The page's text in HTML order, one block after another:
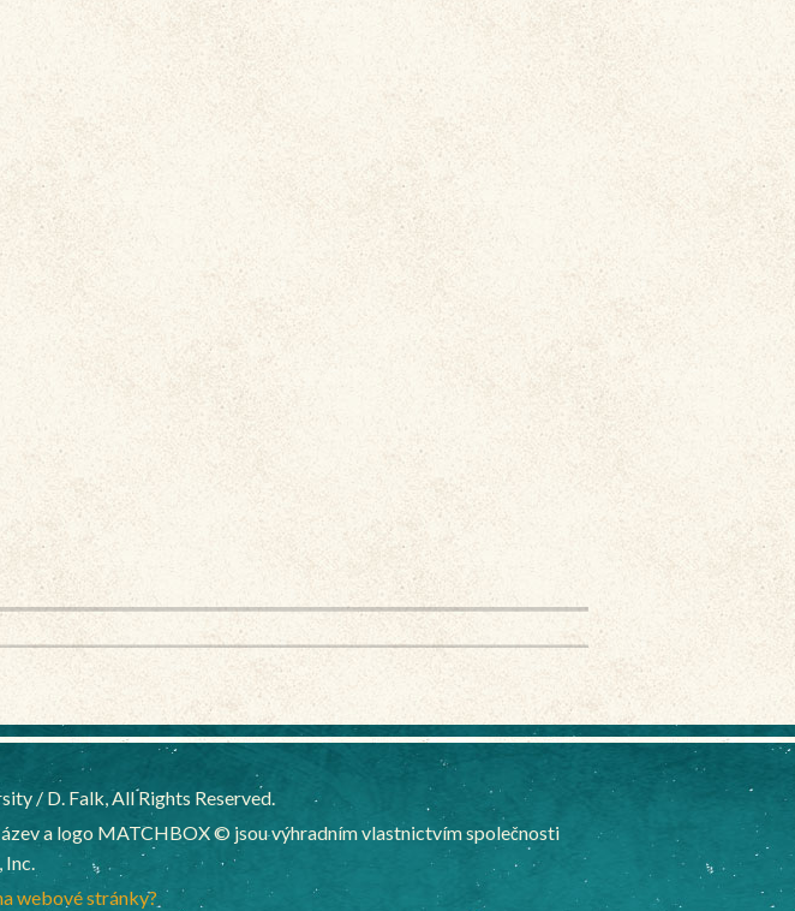
/ D. Falk, All Rights Reserved.
a logo MATCHBOX © jsou výhradním vlastnictvím společnosti
Inc.
webové stránky?